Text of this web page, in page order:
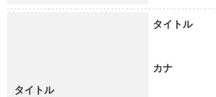
タイトル
タイトル
カナ